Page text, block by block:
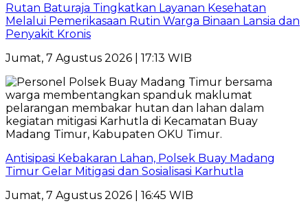
Rutan Baturaja Tingkatkan Layanan Kesehatan
Melalui Pemerikasaan Rutin Warga Binaan Lansia dan
Penyakit Kronis
Jumat, 7 Agustus 2026 | 17:13 WIB
Antisipasi Kebakaran Lahan, Polsek Buay Madang
Timur Gelar Mitigasi dan Sosialisasi Karhutla
Jumat, 7 Agustus 2026 | 16:45 WIB